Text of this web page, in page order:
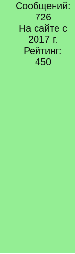
Сообщений:
726
На сайте с
2017 г.
Рейтинг:
450